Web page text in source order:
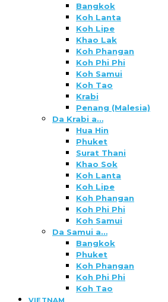
Bangkok
Koh Lanta
Koh Lipe
Khao Lak
Koh Phangan
Koh Phi Phi
Koh Samui
Koh Tao
Krabi
Penang (Malesia)
Da Krabi a…
Hua Hin
Phuket
Surat Thani
Khao Sok
Koh Lanta
Koh Lipe
Koh Phangan
Koh Phi Phi
Koh Samui
Da Samui a…
Bangkok
Phuket
Koh Phangan
Koh Phi Phi
Koh Tao
VIETNAM